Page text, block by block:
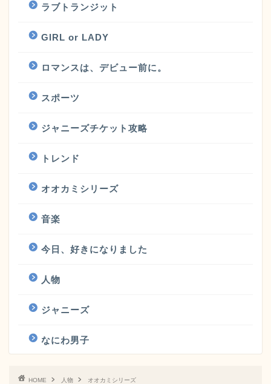
ラブトランジット
GIRL or LADY
ロマンスは、デビュー前に。
スポーツ
ジャニーズチケット攻略
トレンド
オオカミシリーズ
音楽
今日、好きになりました
人物
ジャニーズ
なにわ男子
HOME 人物
オオカミシリーズ